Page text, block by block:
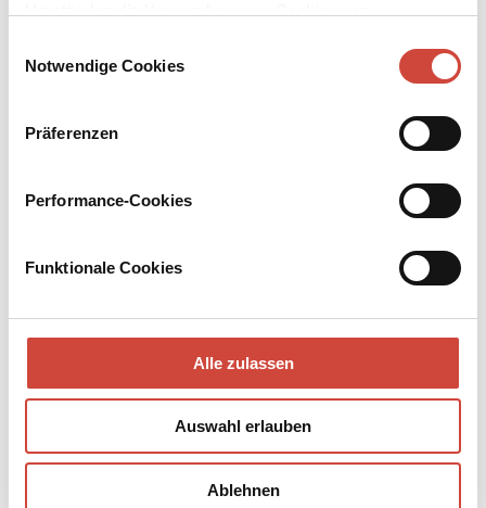
Notwendige Cookies
Präferenzen
Performance-Cookies
Funktionale Cookies
Alle zulassen
Auswahl erlauben
Ablehnen